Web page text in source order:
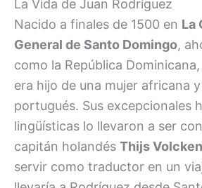
La Vida de Juan Rodríguez
Nacido a finales de 1500 en La
General de Santo Domingo,
como la República Dominicana,
era hijo de una mujer africana
portugués. Sus excepcionales
lingüísticas lo llevaron a ser
capitán holandés Thijs
servir como traductor en un